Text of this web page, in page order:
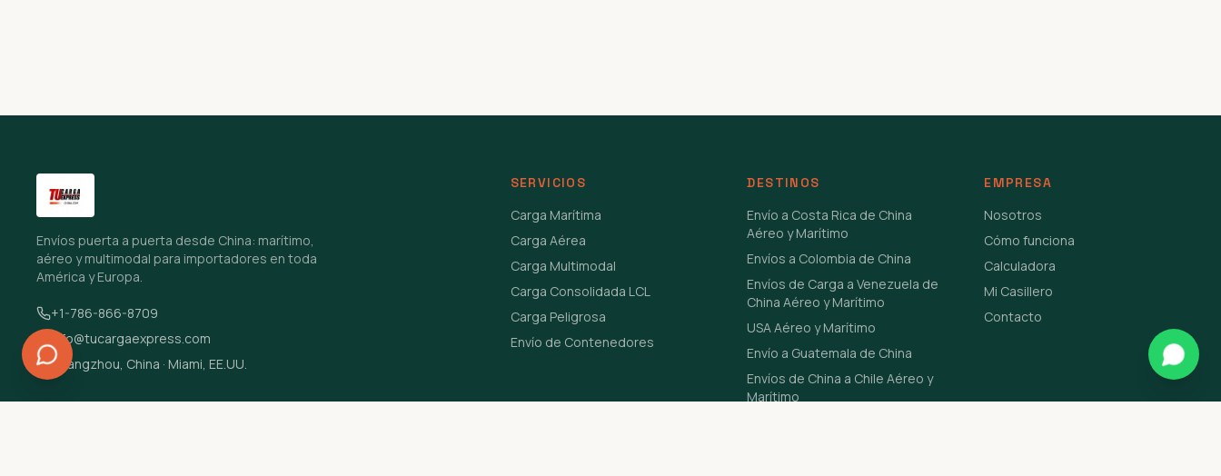
Envíos puerta a puerta desde China: marítimo,
aéreo y multimodal para importadores en toda
América y Europa.
+1-786-866-8709
info@tucargaexpress.com
Guangzhou, China · Miami, EE.UU.
SERVICIOS
Carga Marítima
Carga Aérea
Carga Multimodal
Carga Consolidada LCL
Carga Peligrosa
Envío de Contenedores
DESTINOS
Envío a Costa Rica de China
Aéreo y Marítimo
Envíos a Colombia de China
Envíos de Carga a Venezuela de
China Aéreo y Marítimo
USA Aéreo y Marítimo
Envío a Guatemala de China
Envíos de China a Chile Aéreo y
Marítimo
EMPRESA
Nosotros
Cómo funciona
Calculadora
Mi Casillero
Contacto